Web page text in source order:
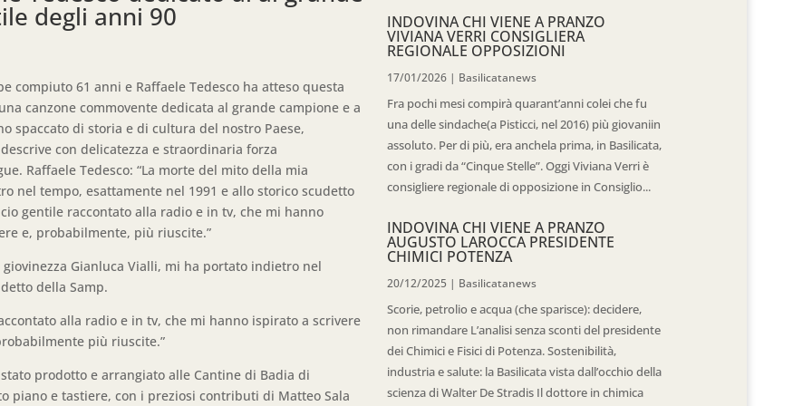
degli anni 90
compiuto 61 anni e Raffaele Tedesco ha atteso questa
canzone commovente dedicata al grande campione e a
spaccato di storia e di cultura del nostro Paese,
con delicatezza e straordinaria forza
Raffaele Tedesco: “La morte del mito della mia
nel tempo, esattamente nel 1991 e allo storico scudetto
gentile raccontato alla radio e in tv, che mi hanno
e, probabilmente, più riuscite.”
Gianluca Vialli, mi ha portato indietro nel
della Samp.
alla radio e in tv, che mi hanno ispirato a scrivere
più riuscite.”
prodotto e arrangiato alle Cantine di Badia di
piano e tastiere, con i preziosi contributi di Matteo Sala
INDOVINA CHI VIENE A PRANZO
VIVIANA VERRI CONSIGLIERA
REGIONALE OPPOSIZIONI
17/01/2026 | Basilicatanews
Fra pochi mesi compirà quarant’anni colei che fu
una delle sindache(a Pisticci, nel 2016) più giovaniin
assoluto. Per di più, era anchela prima, in Basilicata,
con i gradi da “Cinque Stelle”. Oggi Viviana Verri è
consigliere regionale di opposizione in Consiglio...
INDOVINA CHI VIENE A PRANZO
AUGUSTO LAROCCA PRESIDENTE
CHIMICI POTENZA
20/12/2025 | Basilicatanews
Scorie, petrolio e acqua (che sparisce): decidere,
non rimandare L’analisi senza sconti del presidente
dei Chimici e Fisici di Potenza. Sostenibilità,
industria e salute: la Basilicata vista dall’occhio della
scienza di Walter De Stradis Il dottore in chimica